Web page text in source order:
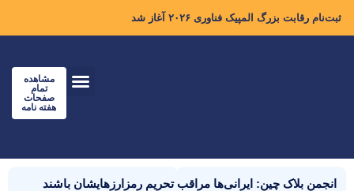
ثبت‌نام رقابت بزرگ المپیک فناوری ۲۰۲۶ آغاز شد
مشاهده
تمام
صفحات
هفته نامه
انجمن بلاک چین: ایرانی‌ها مراقب تحریم رمزارزهایشان باشند